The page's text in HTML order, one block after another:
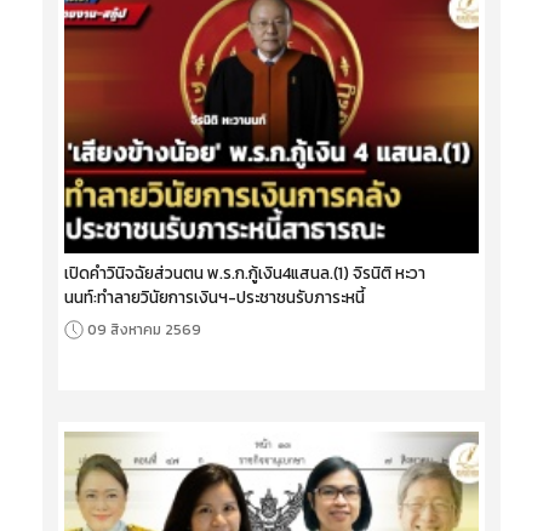
เปิดคำวินิจฉัยส่วนตน พ.ร.ก.กู้เงิน4แสนล.(1) จิรนิติ หะวา
นนท์:ทำลายวินัยการเงินฯ-ประชาชนรับภาระหนี้
09 สิงหาคม 2569